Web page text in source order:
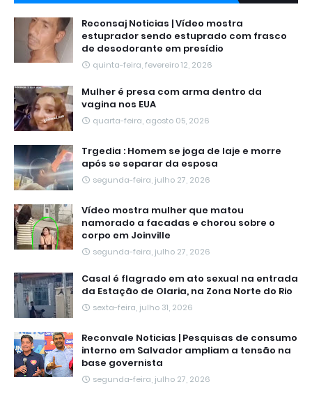
Reconsaj Noticias | Vídeo mostra
estuprador sendo estuprado com frasco
de desodorante em presídio
quinta-feira, fevereiro 12, 2026
Mulher é presa com arma dentro da
vagina nos EUA
quarta-feira, agosto 05, 2026
Trgedia : Homem se joga de laje e morre
após se separar da esposa
segunda-feira, julho 27, 2026
Vídeo mostra mulher que matou
namorado a facadas e chorou sobre o
corpo em Joinville
segunda-feira, julho 27, 2026
Casal é flagrado em ato sexual na entrada
da Estação de Olaria, na Zona Norte do Rio
sexta-feira, julho 31, 2026
Reconvale Noticias | Pesquisas de consumo
interno em Salvador ampliam a tensão na
base governista
segunda-feira, julho 27, 2026